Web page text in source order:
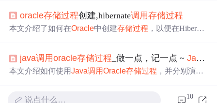
元测试，并深入分析隐式类型转换、Row-by-Row性能陷
阱、事务控制、游标管理等关键优化点，强调其作为数据
oracle存储过程创建,hibernate调用存储过程
本文介绍了如何在Oracle中创建存储过程 ，以便在Hibernat
前，建议使用EXECUTE IMMEDIATE在数据库中进行测
试。同时，文章提及了Hibernate调用存储过程
的方法，参
java调用oracle存储过程 _做一点，记一点 ~Java
本文介绍如何使用Java调用Oracle存储过程 ，并分别演示
说点什么… 10